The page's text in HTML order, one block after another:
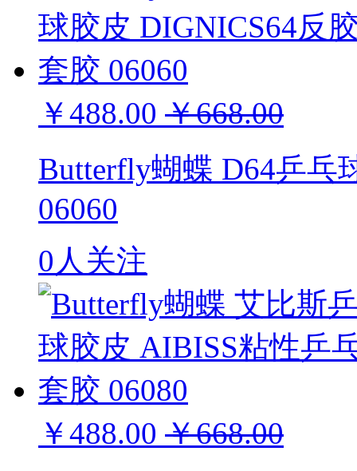
￥488.00 ￥668.00
Butterfly蝴蝶 D64乒乓
06060
0人关注
￥488.00 ￥668.00